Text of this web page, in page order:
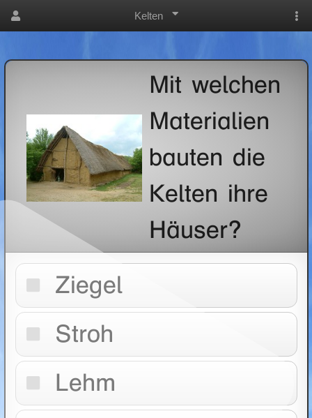
Kelten
Mit welchen
Materialien
bauten die
Kelten ihre
Häuser?
Ziegel
Stroh
Lehm